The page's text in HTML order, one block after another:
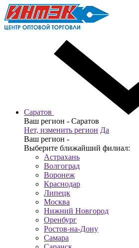
Саратов
Ваш регион - Саратов
Нет, изменить регион Да
Ваш регион -
Выберите ближайший филиал:
Астрахань
Волгоград
Воронеж
Краснодар
Липецк
Москва
Нижний Новгород
Оренбург
Ростов-на-Дону
Самара